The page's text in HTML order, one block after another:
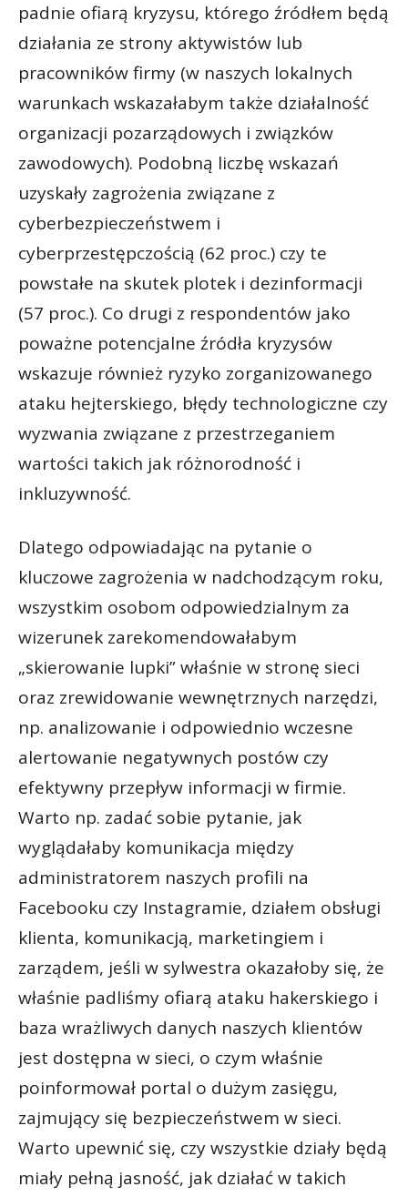
padnie ofiarą kryzysu, którego źródłem będą
działania ze strony aktywistów lub
pracowników firmy (w naszych lokalnych
warunkach wskazałabym także działalność
organizacji pozarządowych i związków
zawodowych). Podobną liczbę wskazań
uzyskały zagrożenia związane z
cyberbezpieczeństwem i
cyberprzestępczością (62 proc.) czy te
powstałe na skutek plotek i dezinformacji
(57 proc.). Co drugi z respondentów jako
poważne potencjalne źródła kryzysów
wskazuje również ryzyko zorganizowanego
ataku hejterskiego, błędy technologiczne czy
wyzwania związane z przestrzeganiem
wartości takich jak różnorodność i
inkluzywność.
Dlatego odpowiadając na pytanie o
kluczowe zagrożenia w nadchodzącym roku,
wszystkim osobom odpowiedzialnym za
wizerunek zarekomendowałabym
„skierowanie lupki” właśnie w stronę sieci
oraz zrewidowanie wewnętrznych narzędzi,
np. analizowanie i odpowiednio wczesne
alertowanie negatywnych postów czy
efektywny przepływ informacji w firmie.
Warto np. zadać sobie pytanie, jak
wyglądałaby komunikacja między
administratorem naszych profili na
Facebooku czy Instagramie, działem obsługi
klienta, komunikacją, marketingiem i
zarządem, jeśli w sylwestra okazałoby się, że
właśnie padliśmy ofiarą ataku hakerskiego i
baza wrażliwych danych naszych klientów
jest dostępna w sieci, o czym właśnie
poinformował portal o dużym zasięgu,
zajmujący się bezpieczeństwem w sieci.
Warto upewnić się, czy wszystkie działy będą
miały pełną jasność, jak działać w takich